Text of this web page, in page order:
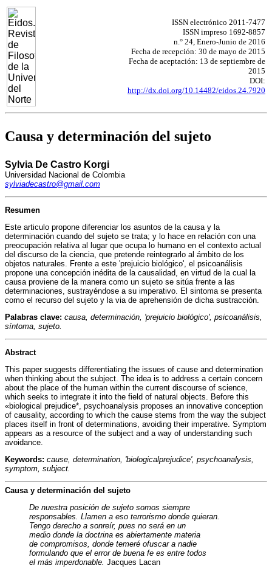
ISSN electrónico 2011-7477
ISSN impreso 1692-8857
n.° 24, Enero-Junio de 2016
Fecha de recepción: 30 de mayo de 2015
Fecha de aceptación: 13 de septiembre de
2015
DOI:
http://dx.doi.org/10.14482/eidos.24.7920
Causa y determinación del sujeto
Sylvia De Castro Korgi
Universidad Nacional de Colombia
sylviadecastro@gmail.com
Resumen
Este articulo propone diferenciar los asuntos de la causa y la
determinación cuando del sujeto se trata; y lo hace en relación con una
preocupación relativa al lugar que ocupa lo humano en el contexto actual
del discurso de la ciencia, que pretende reintegrarlo al ámbito de los
objetos naturales. Frente a este 'prejuicio biológico', el psicoanálisis
propone una concepción inédita de la causalidad, en virtud de la cual la
causa proviene de la manera como un sujeto se sitúa frente a las
determinaciones, sustrayéndose a su imperativo. El sintoma se presenta
como el recurso del sujeto y la via de aprehensión de dicha sustracción.
Palabras clave: causa, determinación, 'prejuicio biológico', psicoanálisis,
síntoma, sujeto.
Abstract
This paper suggests differentiating the issues of cause and determination
when thinking about the subject. The idea is to address a certain concern
about the place of the human within the current discourse of science,
which seeks to integrate it into the field of natural objects. Before this
«biological prejudice*, psychoanalysis proposes an innovative conception
of causality, according to which the cause stems from the way the subject
places itself in front of determinations, avoiding their imperative. Symptom
appears as a resource of the subject and a way of understanding such
avoidance.
Keywords: cause, determination, 'biologicalprejudice', psychoanalysis,
symptom, subject.
Causa y determinación del sujeto
De nuestra posición de sujeto somos siempre
responsables. Llamen a eso terrorismo donde quieran.
Tengo derecho a sonreír, pues no será en un
medio donde la doctrina es abiertamente materia
de compromisos, donde temeré ofuscar a nadie
formulando que el error de buena fe es entre todos
el más imperdonable. Jacques Lacan